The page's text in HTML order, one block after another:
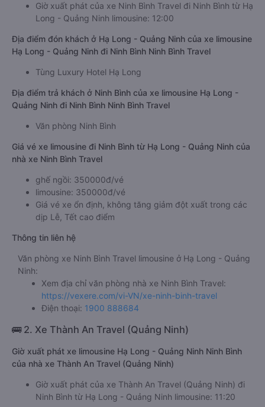
Giờ xuất phát của xe Ninh Bình Travel đi Ninh Bình từ Hạ
Long - Quảng Ninh limousine: 12:00
Địa điểm đón khách ở Hạ Long - Quảng Ninh của xe limousine
Hạ Long - Quảng Ninh đi Ninh Bình Ninh Bình Travel
Tùng Luxury Hotel Hạ Long
Địa điểm trả khách ở Ninh Bình của xe limousine Hạ Long -
Quảng Ninh đi Ninh Bình Ninh Bình Travel
Văn phòng Ninh Bình
Giá vé xe limousine đi Ninh Bình từ Hạ Long - Quảng Ninh của
nhà xe Ninh Bình Travel
ghế ngồi: 350000đ/vé
limousine: 350000đ/vé
Giá vé xe ổn định, không tăng giảm đột xuất trong các
dịp Lễ, Tết cao điểm
Thông tin liên hệ
Văn phòng xe Ninh Bình Travel limousine ở Hạ Long - Quảng
Ninh:
Xem địa chỉ văn phòng nhà xe Ninh Bình Travel:
https://vexere.com/vi-VN/xe-ninh-binh-travel
Điện thoại: 1900 888684
🚌 2. Xe Thành An Travel (Quảng Ninh)
Giờ xuất phát xe limousine Hạ Long - Quảng Ninh Ninh Bình
của nhà xe Thành An Travel (Quảng Ninh)
Giờ xuất phát của xe Thành An Travel (Quảng Ninh) đi
Ninh Bình từ Hạ Long - Quảng Ninh limousine: 11:20